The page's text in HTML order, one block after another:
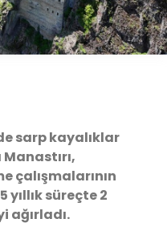
sarp kayalıklar
çalışmalarının
yıllık süreçte 2
ağırladı.